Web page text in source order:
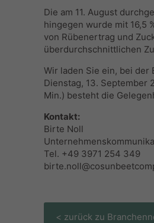
Die am 11. August
hingegen wurde mit 16,5
von Rübenertrag und
überdurchschnittlichen
Wir laden Sie ein, bei der
Dienstag, 13. September
Min.) besteht die
Kontakt:
Birte Noll
Tel. +49 3971 254 349
< zurück zu